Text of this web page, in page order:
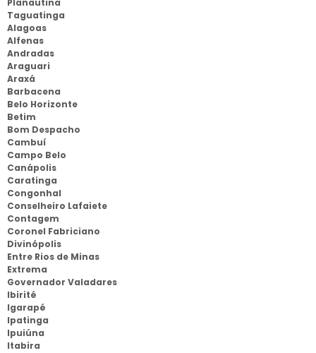
Planautina
Taguatinga
Alagoas
Alfenas
Andradas
Araguari
Araxá
Barbacena
Belo Horizonte
Betim
Bom Despacho
Cambuí
Campo Belo
Canápolis
Caratinga
Congonhal
Conselheiro Lafaiete
Contagem
Coronel Fabriciano
Divinópolis
Entre Rios de Minas
Extrema
Governador Valadares
Ibirité
Igarapé
Ipatinga
Ipuiúna
Itabira